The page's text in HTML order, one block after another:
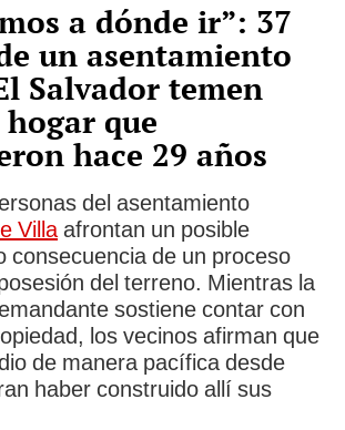
a dónde ir”: 37
un asentamiento
Salvador temen
que
hace 29 años
del asentamiento
Villaafrontan un posible
consecuencia de un proceso
del terreno. Mientras la
sostiene contar con
los vecinos afirman que
de manera pacífica desde
haber construido allí sus